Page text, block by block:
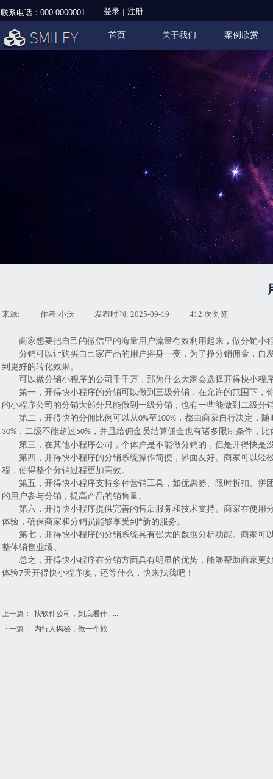
联系电话： 000-0000001 登录 | 注册
首页 关于我们 案例欣赏
来源: 作者:小沃 发布时间: 2025-09-19 412 次浏览
商家想要把自己的微信里的海量用户流量有效利用起来，做分销小
分销可以让购买自己家产品的用户摇身一变，为了挣分销佣金，
到更好的转化效果。
可以做分销小程序的公司千千万，那为什么大家会选择开得快小
第一，开得快小程序的分销可以做到三级分销，在允许的范围下
的小程序公司的分销大部分只能做到一级分销，也有一些能做到二级分
第二， 开得快的分佣比例可以从0%至 100% ，都由商家自行决定，
30% ，二级不能超过50% ，并且给佣金员结算佣金也有诸多限制条件，
第三， 在其他小程序公司，个体户是不能做分销的，但是开得快
第四 ，开得快小程序的分销系统操作简便，界面友好。商家可以
程，使得整个分销过程更加高效。
第五 ，开得快小程序支持多种营销工具，如优惠券、限时折扣、
的用户参与分销，提高产品的销售量。
第六 ，开得快小程序提供完善的售后服务和技术支持。商家在使
体验，确保商家和分销员能够享受到*新的服务。
第七 ，开得快小程序的分销系统具有强大的数据分析功能。商家
整体销售业绩。
总之，开得快小程序在分销方面具有明显的优势，能够帮助商家更
体验7天开得快小程序噢，还等什么，快来找我吧！
上一篇：
找软件公司，到底看什......
下一篇：
内行人揭秘，做一个旅......